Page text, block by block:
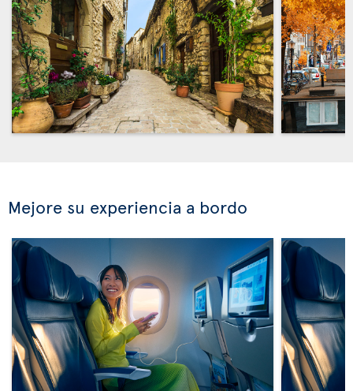
Mejore su experiencia a bordo